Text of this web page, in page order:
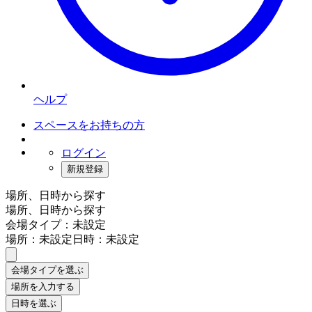
ヘルプ
スペースをお持ちの方
ログイン
新規登録
場所、日時から探す
場所、日時から探す
会場タイプ：未設定
場所：未設定日時：未設定
会場タイプを選ぶ
場所を入力する
日時を選ぶ